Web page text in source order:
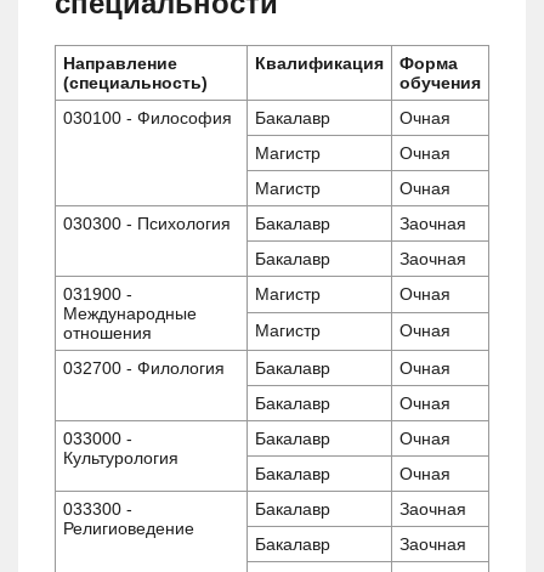
Направление
(специальность)
Квалификация
Форма
обучения
030100 - Философия
Бакалавр
Очная
Магистр
Очная
Магистр
Очная
030300 - Психология
Бакалавр
Заочная
Бакалавр
Заочная
031900 -
Международные
отношения
Магистр
Очная
Магистр
Очная
032700 - Филология
Бакалавр
Очная
Бакалавр
Очная
033000 -
Культурология
Бакалавр
Очная
Бакалавр
Очная
033300 -
Религиоведение
Бакалавр
Заочная
Бакалавр
Заочная